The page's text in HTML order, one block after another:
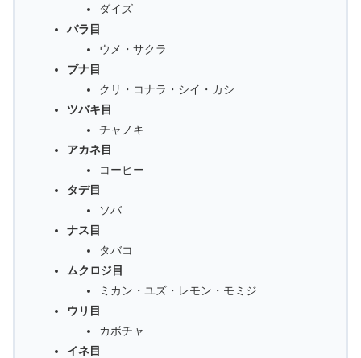
ダイズ
バラ目
ウメ・サクラ
ブナ目
クリ・コナラ・シイ・カシ
ツバキ目
チャノキ
アカネ目
コーヒー
タデ目
ソバ
ナス目
タバコ
ムクロジ目
ミカン・ユズ・レモン・モミジ
ウリ目
カボチャ
イネ目